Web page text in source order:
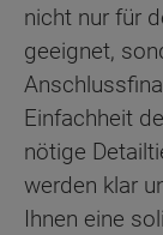
nicht nur für
geeignet,
Einfachheit
nötige
werden klar
Ihnen eine